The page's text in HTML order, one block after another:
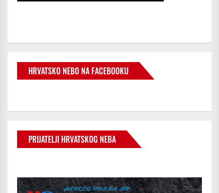
HRVATSKO NEBO NA FACEBOOKU
PRIJATELJI HRVATSKOG NEBA